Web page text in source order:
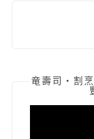
竜壽司‧割